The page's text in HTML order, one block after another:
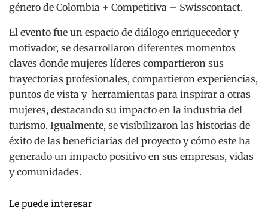
género de Colombia + Competitiva – Swisscontact.
El evento fue un espacio de diálogo enriquecedor y
motivador, se desarrollaron diferentes momentos
claves donde mujeres líderes compartieron sus
trayectorias profesionales, compartieron experiencias,
puntos de vista y herramientas para inspirar a otras
mujeres, destacando su impacto en la industria del
turismo. Igualmente, se visibilizaron las historias de
éxito de las beneficiarias del proyecto y cómo este ha
generado un impacto positivo en sus empresas, vidas
y comunidades.
Le puede interesar